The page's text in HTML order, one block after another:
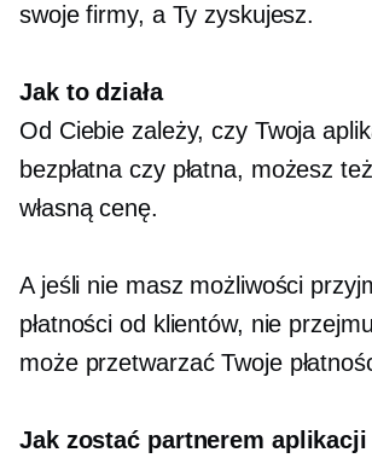
swoje firmy, a Ty zyskujesz.
Jak to działa
Od Ciebie zależy, czy Twoja
bezpłatna czy płatna, możesz
własną cenę.
A jeśli nie masz możliwości
płatności od klientów, nie
może przetwarzać Twoje
Jak zostać partnerem aplikacji